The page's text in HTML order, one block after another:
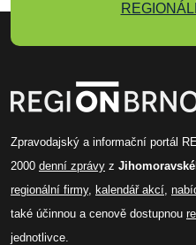
Zpravodajský a informační portál
2000 denní zprávy z
regionální firmy, kalendář akcí,
také účinnou a cenově dostupnou
jednotlivce.